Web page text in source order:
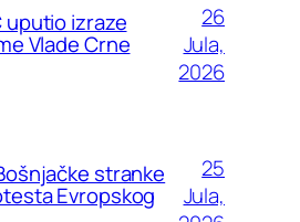
uputio izraze
Vlade Crne
26
Jula,
2026
stranke
Evropskog
25
Jula,